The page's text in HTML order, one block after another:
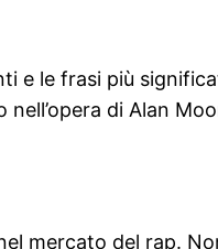
e le frasi più
di Alan
mercato del rap.